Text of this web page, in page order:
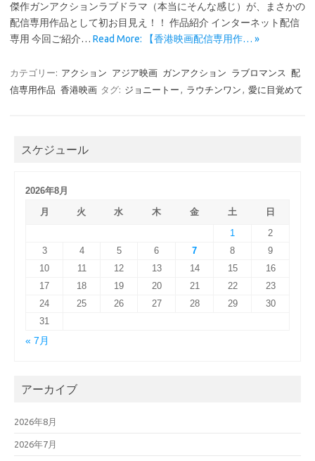
傑作ガンアクションラブドラマ（本当にそんな感じ）が、まさかの
配信専用作品として初お目見え！！ 作品紹介 インターネット配信
専用 今回ご紹介… Read More: 【香港映画配信専用作… »
カテゴリー: アクション アジア映画 ガンアクション ラブロマンス
配
信専用作品 香港映画 タグ: ジョニートー , ラウチンワン , 愛に目覚めて
スケジュール
2026年8月
月
火 水 木 金 土
日
1
2
3
4 5 6 7 8
9
10
11 12 13 14 15
16
17
18 19 20 21 22
23
24
25 26 27 28 29
30
31
« 7月
アーカイブ
2026年8月
2026年7月